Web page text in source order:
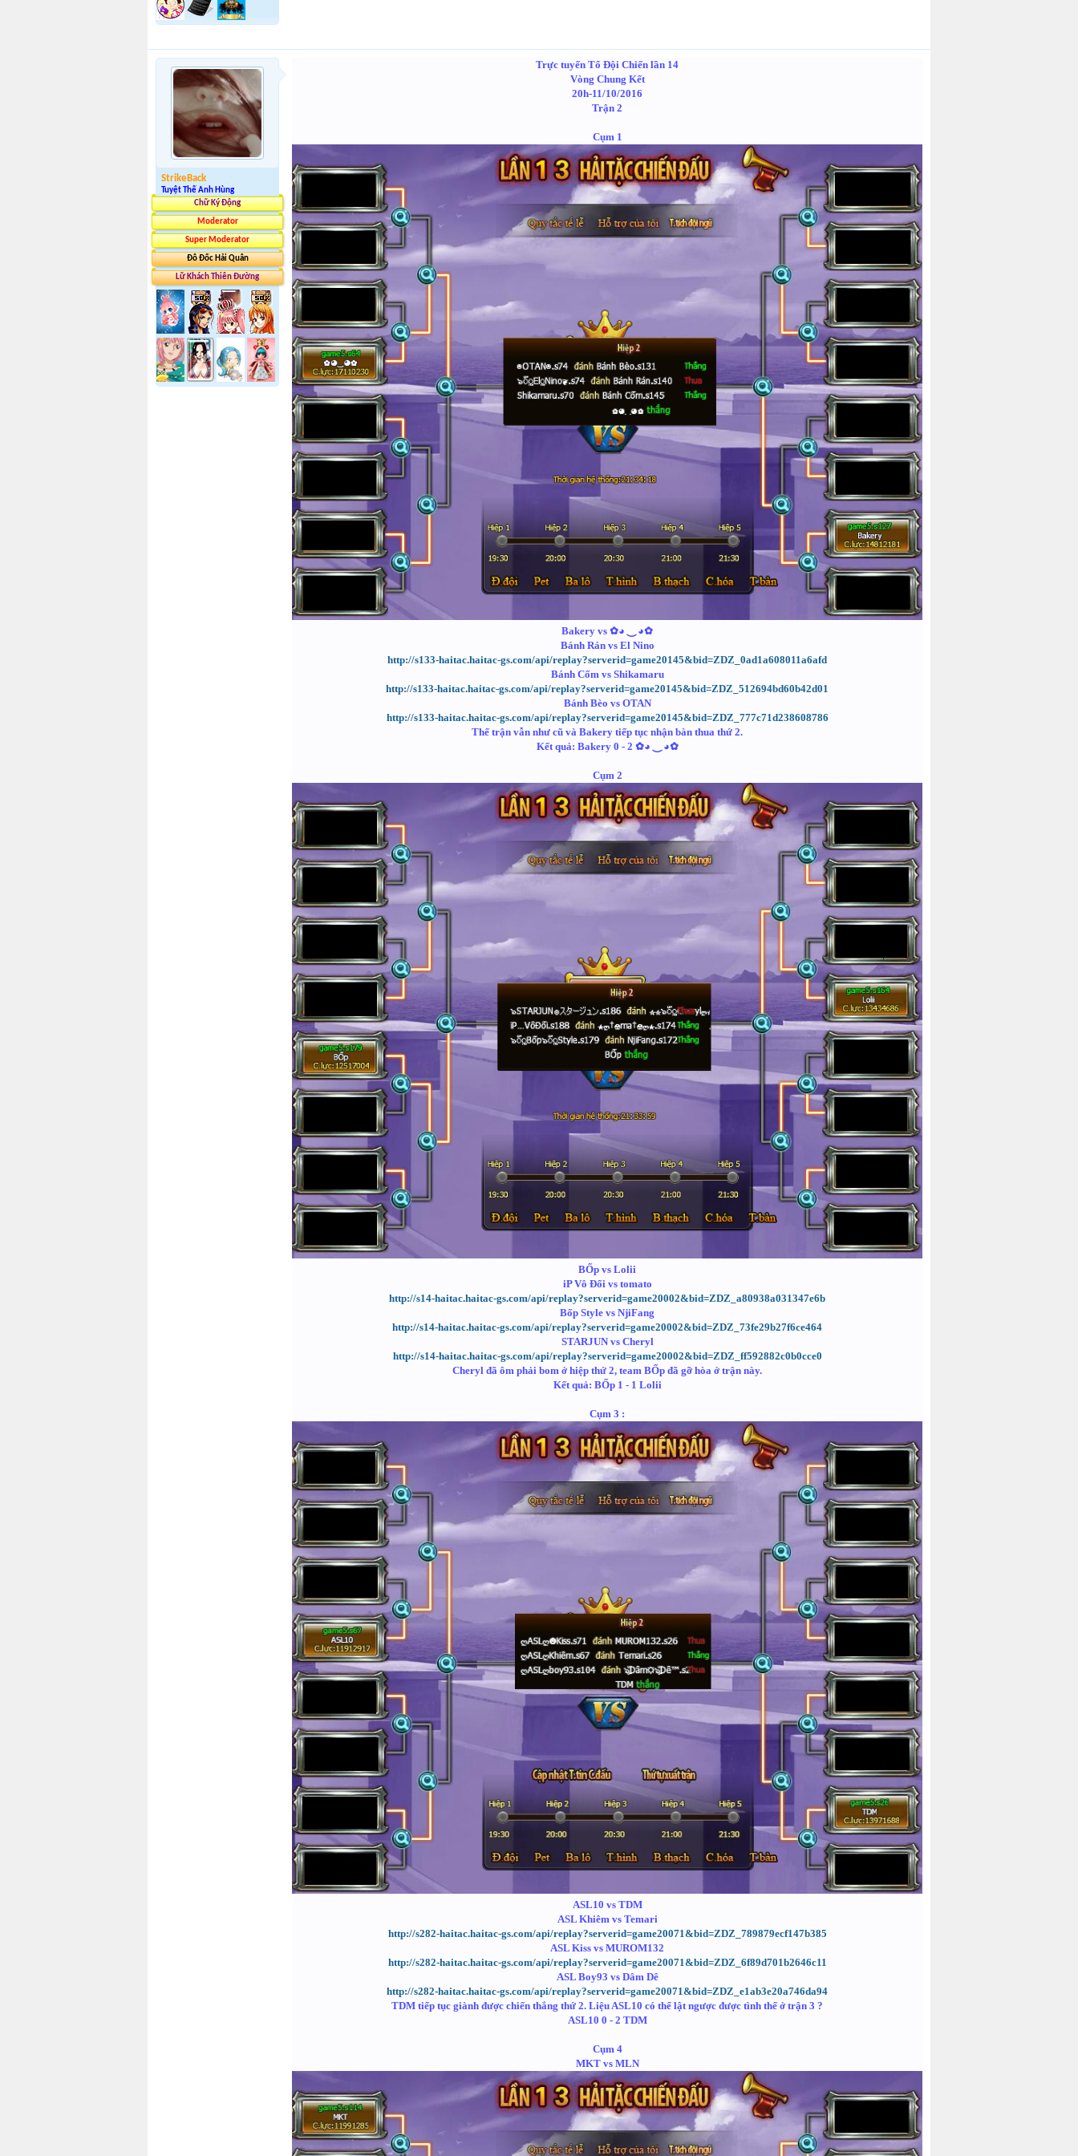
StrikeBack
Tuyệt Thế Anh Hùng
Chữ Ký Động
Moderator
Super Moderator
Đô Đốc Hải Quân
Lữ Khách Thiên Đường
Trực tuyến Tổ Đội Chiến lần 14
Vòng Chung Kết
20h-11/10/2016
Trận 2
Cụm 1
Bakery vs ✿◕ ‿ ◕✿
Bánh Rán vs El Nino
http://s133-haitac.haitac-gs.com/api/replay?serverid=game20145&bid=ZDZ_0ad1a608011a6afd
Bánh Cốm vs Shikamaru
http://s133-haitac.haitac-gs.com/api/replay?serverid=game20145&bid=ZDZ_512694bd60b42d01
Bánh Bèo vs OTAN
http://s133-haitac.haitac-gs.com/api/replay?serverid=game20145&bid=ZDZ_777c71d238608786
Thế trận vẫn như cũ và Bakery tiếp tục nhận bàn thua thứ 2.
Kết quả: Bakery 0 - 2 ✿◕ ‿ ◕✿
Cụm 2
BỐp vs Lolii
iP Vô Đối vs tomato
http://s14-haitac.haitac-gs.com/api/replay?serverid=game20002&bid=ZDZ_a80938a031347e6b
Bốp Style vs NjiFang
http://s14-haitac.haitac-gs.com/api/replay?serverid=game20002&bid=ZDZ_73fe29b27f6ce464
STARJUN vs Cheryl
http://s14-haitac.haitac-gs.com/api/replay?serverid=game20002&bid=ZDZ_ff592882c0b0cce0
Cheryl đã ôm phải bom ở hiệp thứ 2, team BỐp đã gỡ hòa ở trận này.
Kết quả: BỐp 1 - 1 Lolii
Cụm 3 :
ASL10 vs TDM
ASL Khiêm vs Temari
http://s282-haitac.haitac-gs.com/api/replay?serverid=game20071&bid=ZDZ_789879ecf147b385
ASL Kiss vs MUROM132
http://s282-haitac.haitac-gs.com/api/replay?serverid=game20071&bid=ZDZ_6f89d701b2646c11
ASL Boy93 vs Dâm Dê
http://s282-haitac.haitac-gs.com/api/replay?serverid=game20071&bid=ZDZ_e1ab3e20a746da94
TDM tiếp tục giành được chiến thắng thứ 2. Liệu ASL10 có thể lật ngược được tình thế ở trận 3 ?
ASL10 0 - 2 TDM
Cụm 4
MKT vs MLN